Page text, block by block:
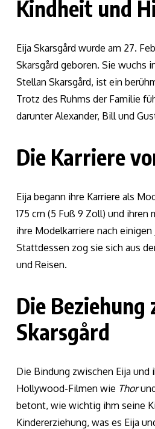
Kindheit und
Eija Skarsgård wurde am 27.
Skarsgård geboren. Sie wuchs
Stellan Skarsgård, ist ein
Trotz des Ruhms der Familie
darunter Alexander, Bill und
Die Karriere
Eija begann ihre Karriere als
175 cm (5 Fuß 9 Zoll) und
ihre Modelkarriere nach
Stattdessen zog sie sich aus
und Reisen.
Die
Skarsgård
Die Bindung zwischen Eija und
Hollywood-Filmen wie Thor
betont, wie wichtig ihm seine
Kindererziehung, was es Eija